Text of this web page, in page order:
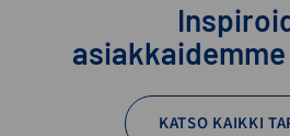
KATSO KAIKKI